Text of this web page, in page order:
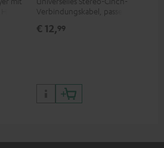
Verbindungskabel, passend
Buchsen
€ 12,99